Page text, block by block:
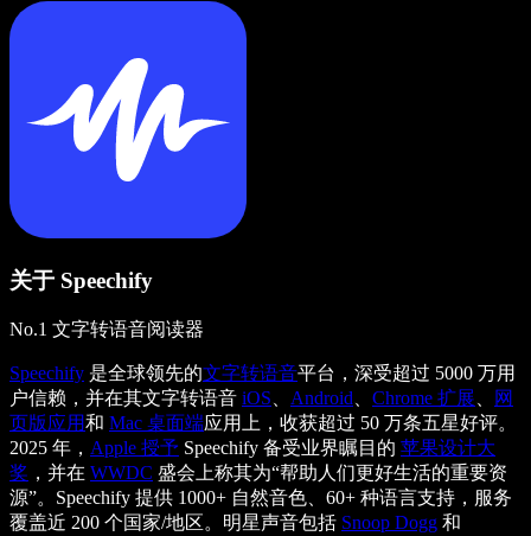
关于 Speechify
No.1 文字转语音阅读器
Speechify 是全球领先的文字转语音平台，深受超过 5000 万用
户信赖，并在其文字转语音 iOS Android Chrome 扩展
网
页版应用和 Mac 桌面端应用上，收获超过 50 万条五星好评。
2025 年， Apple 授予 Speechify 备受业界瞩目的 苹果设计大
奖 ，并在 WWDC 盛会上称其为“帮助人们更好生活的重要资
源”。Speechify 提供 1000+ 自然音色、60+ 种语言支持，服务
覆盖近 200 个国家/地区。明星声音包括 Snoop Dogg 和